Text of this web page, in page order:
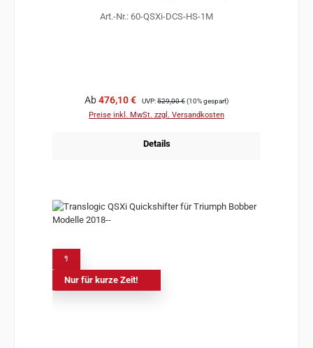
Art.-Nr.: 60-QSXi-DCS-HS-1M
Verkaufspreis:
Ab476,10 € Regulärer Preis:
UVP:529,00 €(10% gespart)
Preise inkl. MwSt. zzgl. Versandkosten
Details
Nur für kurze Zeit!